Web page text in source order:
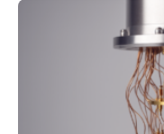
werden schnell
der Forschung der
Jahre alt geworden
Internationalen Jahr
technologie